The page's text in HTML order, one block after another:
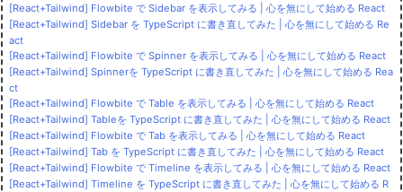
[React+Tailwind] Flowbite で Sidebar を表示してみる | 心を無にして始める React
[React+Tailwind] Sidebar を TypeScript に書き直してみた | 心を無にして始める Re
act
[React+Tailwind] Flowbite で Spinner を表示してみる | 心を無にして始める React
[React+Tailwind] Spinnerを TypeScript に書き直してみた | 心を無にして始める Rea
ct
[React+Tailwind] Flowbite で Table を表示してみる | 心を無にして始める React
[React+Tailwind] Tableを TypeScript に書き直してみた | 心を無にして始める React
[React+Tailwind] Flowbite で Tab を表示してみる | 心を無にして始める React
[React+Tailwind] Tab を TypeScript に書き直してみた | 心を無にして始める React
[React+Tailwind] Flowbite で Timeline を表示してみる | 心を無にして始める React
[React+Tailwind] Timeline を TypeScript に書き直してみた | 心を無にして始める R